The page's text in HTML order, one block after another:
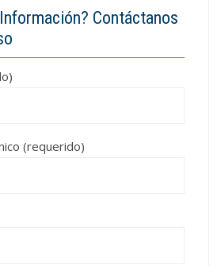
Contáctanos
(requerido)